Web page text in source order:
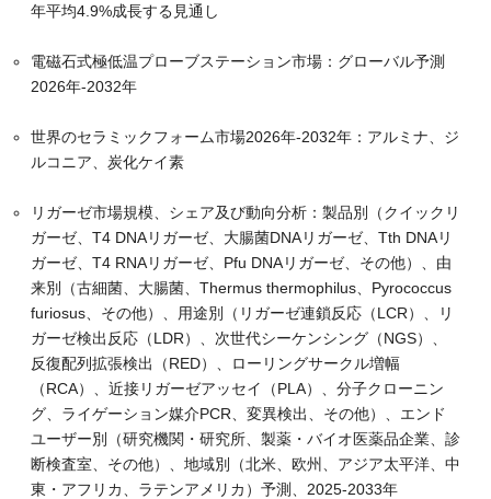
年平均4.9%成長する見通し
電磁石式極低温プローブステーション市場：グローバル予測
2026年-2032年
世界のセラミックフォーム市場2026年-2032年：アルミナ、ジ
ルコニア、炭化ケイ素
リガーゼ市場規模、シェア及び動向分析：製品別（クイックリ
ガーゼ、T4 DNAリガーゼ、大腸菌DNAリガーゼ、Tth DNAリ
ガーゼ、T4 RNAリガーゼ、Pfu DNAリガーゼ、その他）、由
来別（古細菌、大腸菌、Thermus thermophilus、Pyrococcus
furiosus、その他）、用途別（リガーゼ連鎖反応（LCR）、リ
ガーゼ検出反応（LDR）、次世代シーケンシング（NGS）、
反復配列拡張検出（RED）、ローリングサークル増幅
（RCA）、近接リガーゼアッセイ（PLA）、分子クローニン
グ、ライゲーション媒介PCR、変異検出、その他）、エンド
ユーザー別（研究機関・研究所、製薬・バイオ医薬品企業、診
断検査室、その他）、地域別（北米、欧州、アジア太平洋、中
東・アフリカ、ラテンアメリカ）予測、2025-2033年